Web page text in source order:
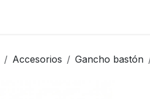
Accesorios Gancho bastón